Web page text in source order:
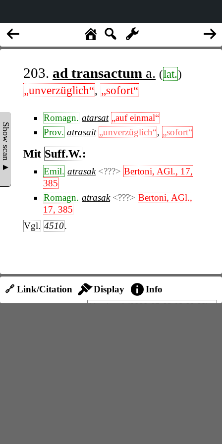
Show scan ▲
203. ad transactum a. (lat.)
„unverzüglich“, „sofort“
Romagn. atarsat „auf einmal“
Prov. atrasait „unverzüglich“, „sofort“
Mit Suff.W.:
Emil. atrasak <???> Bertoni, AGl., 17,
385
Romagn. atrasak <???> Bertoni, AGl.,
17, 385
Vgl. 4510.
🔗 Link/Citation Display Info